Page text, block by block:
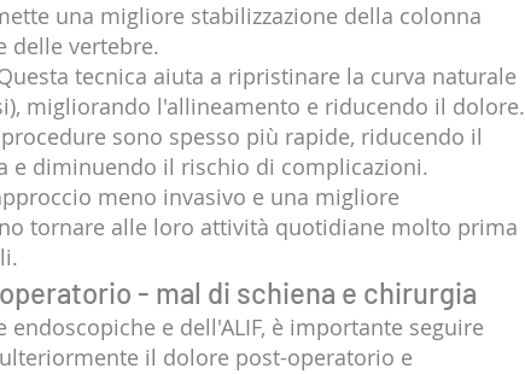
una migliore stabilizzazione della colonna
delle vertebre.
tecnica aiuta a ripristinare la curva naturale
migliorando l'allineamento e riducendo il dolore.
procedure sono spesso più rapide, riducendo il
e diminuendo il rischio di complicazioni.
meno invasivo e una migliore
tornare alle loro attività quotidiane molto prima
- mal di schiena e chirurgia
e dell'ALIF, è importante seguire
il dolore post-operatorio e